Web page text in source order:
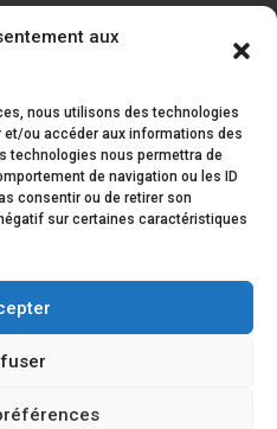
aux
nous utilisons des technologies
ou accéder aux informations des
technologies nous permettra de
de navigation ou les ID
consentir ou de retirer son
sur certaines caractéristiques
de piscine à Fondettes